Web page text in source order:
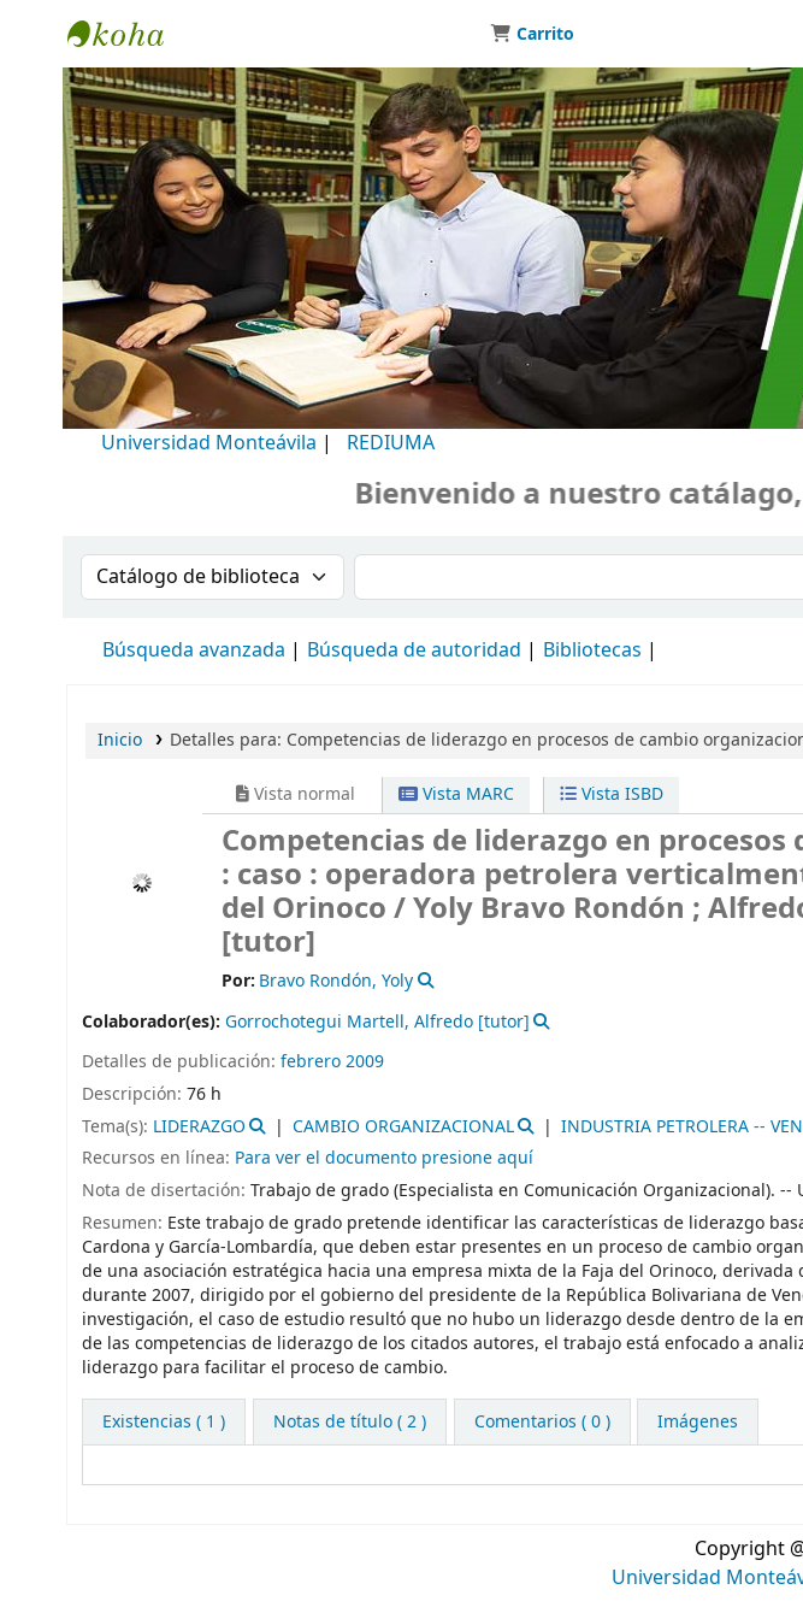
Biblioteca Universidad Monteávila
Carrito
Universidad Monteávila | REDIUMA
Bienvenido a nuestro catálago,
Buscar en el catálogo por:Buscar en el catálogo
Búsqueda avanzada Búsqueda de autoridad Bibliotecas
Inicio Detalles para: Competencias de liderazgo en procesos de cambio
Vista normal Vista MARC Vista ISBD
Competencias de liderazgo en
: caso : operadora petrolera
del Orinoco /Yoly Bravo Rondón ;
[tutor]
Por: Bravo Rondón, Yoly
Colaborador(es): Gorrochotegui Martell, Alfredo [tutor]
Detalles de publicación: febrero 2009
Descripción: 76 h
Tema(s): LIDERAZGO CAMBIO ORGANIZACIONAL
INDUSTRIA PETROLERA --
Recursos en línea: Para ver el documento presione aquí
Nota de disertación: Trabajo de grado (Especialista en Comunicación Organizacional).
Resumen: Este trabajo de grado pretende identificar las características de liderazgo
Cardona y García-Lombardía, que deben estar presentes en un proceso de cambio
de una asociación estratégica hacia una empresa mixta de la Faja del Orinoco, derivada
durante 2007, dirigido por el gobierno del presidente de la República Bolivariana de
investigación, el caso de estudio resultó que no hubo un liderazgo desde dentro de la
de las competencias de liderazgo de los citados autores, el trabajo está enfocado a
liderazgo para facilitar el proceso de cambio.
Existencias ( 1 ) Notas de título ( 2 ) Comentarios ( 0 ) Imágenes
Copyright
Universidad